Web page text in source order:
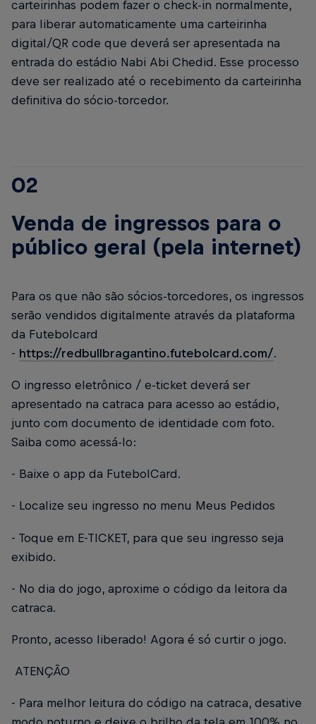
carteirinhas podem fazer o check-in normalmente,
para liberar automaticamente uma carteirinha
digital/QR code que deverá ser apresentada na
entrada do estádio Nabi Abi Chedid. Esse processo
deve ser realizado até o recebimento da carteirinha
definitiva do sócio-torcedor.
02
Venda de ingressos para o
público geral (pela internet)
Para os que não são sócios-torcedores, os ingressos
serão vendidos digitalmente através da plataforma
da Futebolcard
- https://redbullbragantino.futebolcard.com/.
O ingresso eletrônico / e-ticket deverá ser
apresentado na catraca para acesso ao estádio,
junto com documento de identidade com foto.
Saiba como acessá-lo:
- Baixe o app da FutebolCard.
- Localize seu ingresso no menu Meus Pedidos
- Toque em E-TICKET, para que seu ingresso seja
exibido.
- No dia do jogo, aproxime o código da leitora da
catraca.
Pronto, acesso liberado! Agora é só curtir o jogo.
ATENÇÃO
- Para melhor leitura do código na catraca, desative